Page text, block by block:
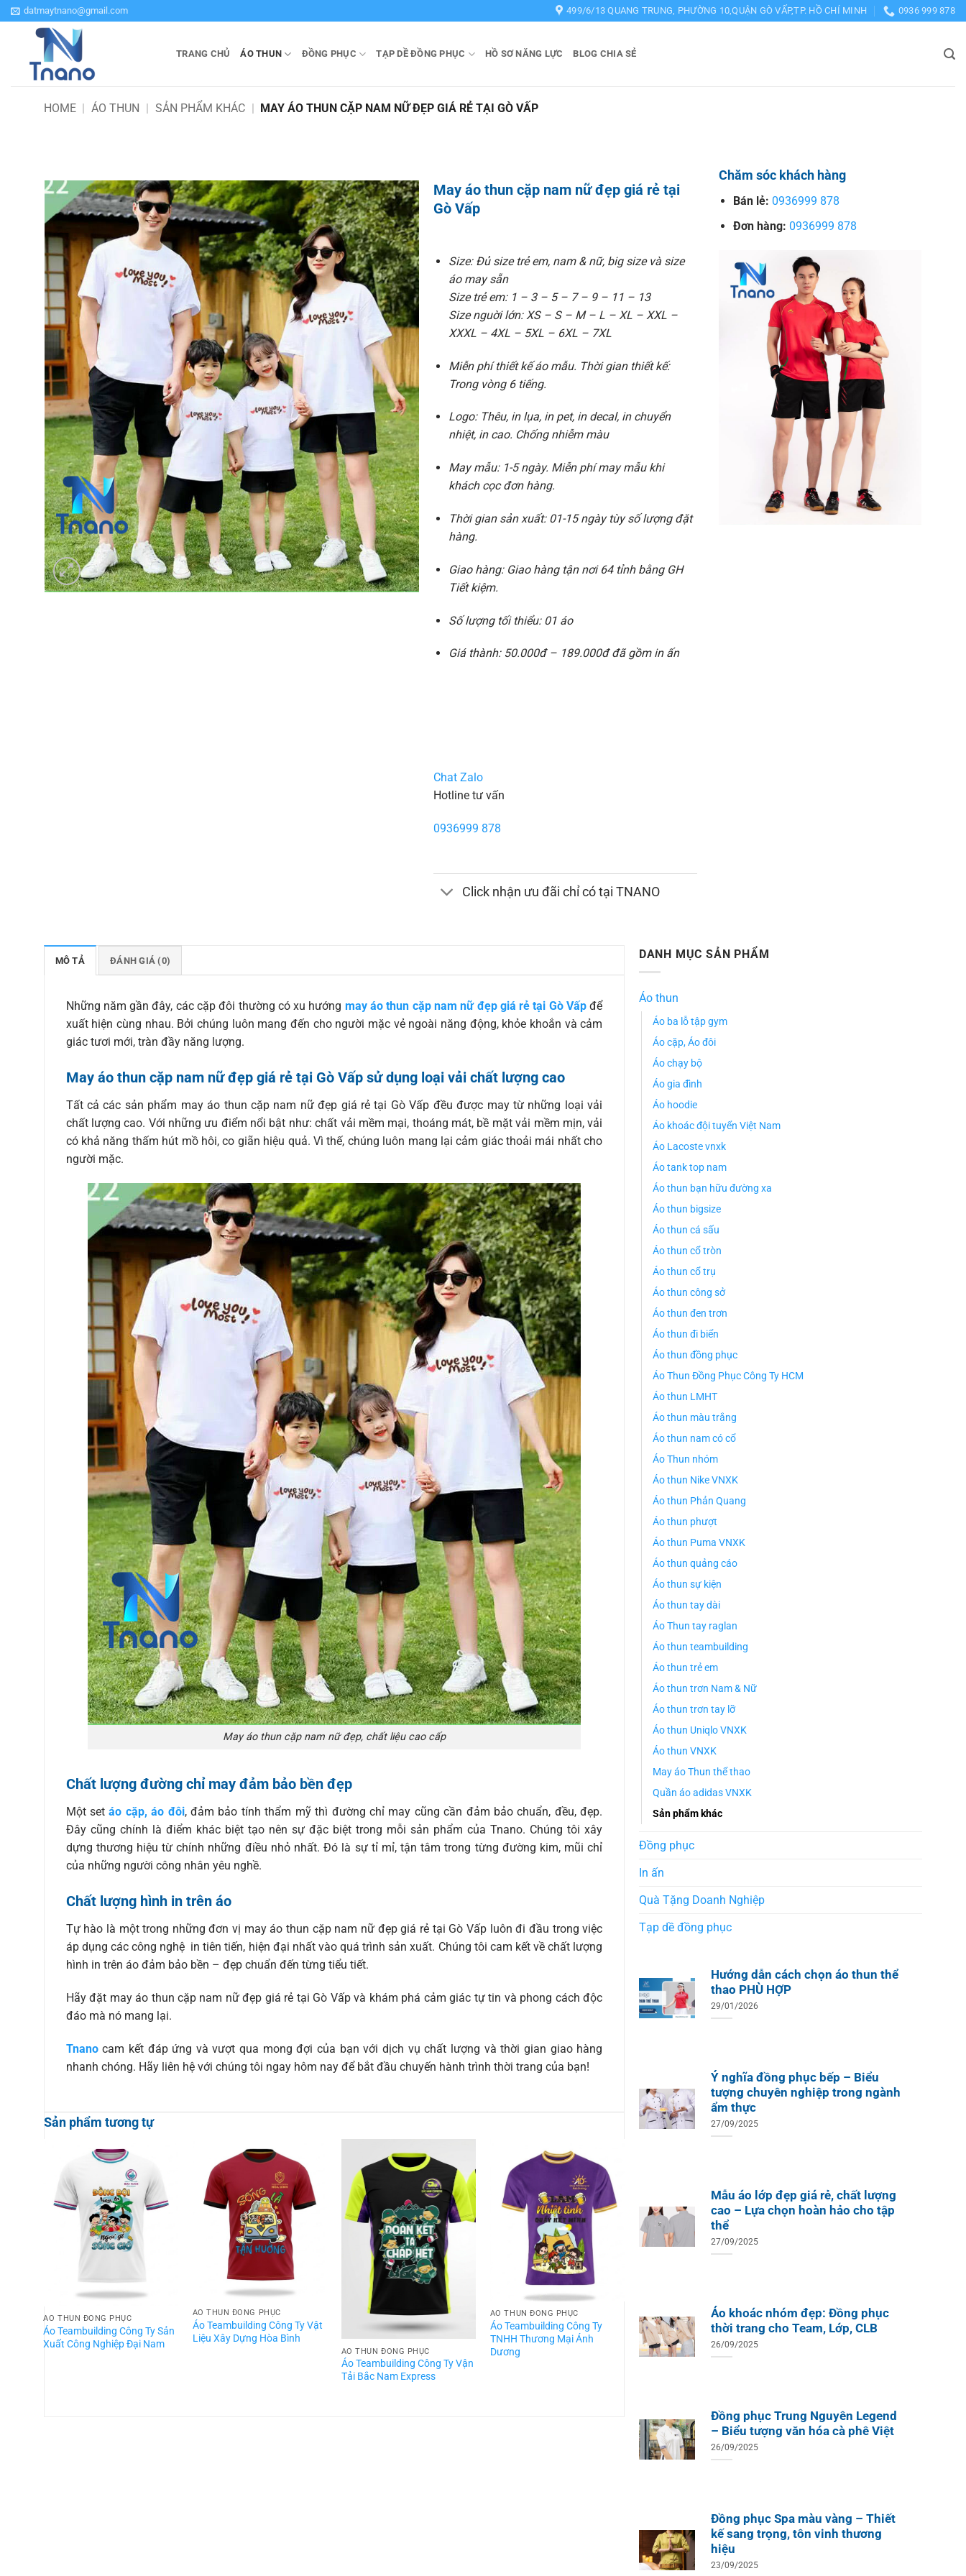
Bỏ
qua
datmaytnano@gmail.com 499/6/13 QUANG TRUNG, PHƯỜNG 10,QUẬN GÒ VẤP,TP. HỒ CHÍ MINH 0936 999 878
TRANG CHỦ ÁO THUN ĐỒNG PHỤC TẠP DỀ ĐỒNG PHỤC HỒ SƠ NĂNG LỰC BLOG CHIA SẺ
HOME | ÁO THUN | SẢN PHẨM KHÁC | MAY ÁO THUN CẶP NAM NỮ ĐẸP GIÁ RẺ TẠI GÒ VẤP
May áo thun cặp nam nữ đẹp giá rẻ tại
Gò Vấp
Size: Đủ size trẻ em, nam & nữ, big size và size
áo may sẵn
Size trẻ em: 1 – 3 – 5 – 7 – 9 – 11 – 13
Size nguời lớn: XS – S – M – L – XL – XXL –
XXXL – 4XL – 5XL – 6XL – 7XL
Miễn phí thiết kế áo mẫu. Thời gian thiết kế:
Trong vòng 6 tiếng.
Logo: Thêu, in lụa, in pet, in decal, in chuyển
nhiệt, in cao. Chống nhiễm màu
May mẫu: 1-5 ngày. Miễn phí may mẫu khi
khách cọc đơn hàng.
Thời gian sản xuất: 01-15 ngày tùy số lượng đặt
hàng.
Giao hàng: Giao hàng tận nơi 64 tỉnh bằng GH
Tiết kiệm.
Số lượng tối thiểu: 01 áo
Giá thành: 50.000đ – 189.000đ đã gồm in ấn
Chat Zalo
Hotline tư vấn
0936999 878
Click nhận ưu đãi chỉ có tại TNANO
Chăm sóc khách hàng
Bán lẻ: 0936999 878
Đơn hàng: 0936999 878
MÔ TẢ ĐÁNH GIÁ (0)
Những năm gần đây, các cặp đôi thường có xu hướng may áo thun cặp nam nữ đẹp giá rẻ tại Gò Vấp để
xuất hiện cùng nhau. Bởi chúng luôn mang đến cho người mặc vẻ ngoài năng động, khỏe khoắn và cảm
giác tươi mới, tràn đầy năng lượng.
May áo thun cặp nam nữ đẹp giá rẻ tại Gò Vấp sử dụng loại vải chất lượng cao
Tất cả các sản phẩm may áo thun cặp nam nữ đẹp giá rẻ tại Gò Vấp đều được may từ những loại vải
chất lượng cao. Với những ưu điểm nổi bật như: chất vải mềm mại, thoáng mát, bề mặt vải mềm mịn, vải
có khả năng thấm hút mồ hôi, co giãn hiệu quả. Vì thế, chúng luôn mang lại cảm giác thoải mái nhất cho
người mặc.
May áo thun cặp nam nữ đẹp, chất liệu cao cấp
Chất lượng đường chỉ may đảm bảo bền đẹp
Một setáo cặp, áo đôi, đảm bảo tính thẩm mỹ thì đường chỉ may cũng cần đảm bảo chuẩn, đều, đẹp.
Đây cũng chính là điểm khác biệt tạo nên sự đặc biệt trong mỗi sản phẩm của Tnano. Chúng tôi xây
dựng thương hiệu từ chính những điều nhỏ nhất. Đó là sự tỉ mỉ, tận tâm trong từng đường kim, mũi chỉ
của những người công nhân yêu nghề.
Chất lượng hình in trên áo
Tự hào là một trong những đơn vị may áo thun cặp nam nữ đẹp giá rẻ tại Gò Vấp luôn đi đầu trong việc
áp dụng các công nghệ in tiên tiến, hiện đại nhất vào quá trình sản xuất. Chúng tôi cam kết về chất lượng
hình in trên áo đảm bảo bền – đẹp chuẩn đến từng tiểu tiết.
Hãy đặt may áo thun cặp nam nữ đẹp giá rẻ tại Gò Vấpvà khám phá cảm giác tự tin và phong cách độc
đáo mà nó mang lại.
Tnanocam kết đáp ứng và vượt qua mong đợi của bạn với dịch vụ chất lượng và thời gian giao hàng
nhanh chóng. Hãy liên hệ với chúng tôi ngay hôm nay để bắt đầu chuyến hành trình thời trang của bạn!
Sản phẩm tương tự
ÁO THUN ĐỒNG PHỤC
Áo Teambuilding Công Ty Sản
Xuất Công Nghiệp Đại Nam
ÁO THUN ĐỒNG PHỤC
Áo Teambuilding Công Ty Vật
Liệu Xây Dựng Hòa Bình
ÁO THUN ĐỒNG PHỤC
Áo Teambuilding Công Ty Vận
Tải Bắc Nam Express
ÁO THUN ĐỒNG PHỤC
Áo Teambuilding Công Ty
TNHH Thương Mại Ánh
Dương
ÁO THUN ĐỒNG PHỤC
ÁO THUN ĐỒNG PHỤC
Áo Teambuilding Công Ty
DANH MỤC SẢN PHẨM
Áo thun
Áo ba lỗ tập gym
Áo cặp, Áo đôi
Áo chạy bộ
Áo gia đình
Áo hoodie
Áo khoác đội tuyển Việt Nam
Áo Lacoste vnxk
Áo tank top nam
Áo thun bạn hữu đường xa
Áo thun bigsize
Áo thun cá sấu
Áo thun cổ tròn
Áo thun cổ trụ
Áo thun công sở
Áo thun đen trơn
Áo thun đi biển
Áo thun đồng phục
Áo Thun Đồng Phục Công Ty HCM
Áo thun LMHT
Áo thun màu trắng
Áo thun nam có cổ
Áo Thun nhóm
Áo thun Nike VNXK
Áo thun Phản Quang
Áo thun phượt
Áo thun Puma VNXK
Áo thun quảng cáo
Áo thun sự kiện
Áo thun tay dài
Áo Thun tay raglan
Áo thun teambuilding
Áo thun trẻ em
Áo thun trơn Nam & Nữ
Áo thun trơn tay lỡ
Áo thun Uniqlo VNXK
Áo thun VNXK
May áo Thun thể thao
Quần áo adidas VNXK
Sản phẩm khác
Đồng phục
In ấn
Quà Tặng Doanh Nghiệp
Tạp dề đồng phục
Hướng dẫn cách chọn áo thun thể
thao PHÙ HỢP
29/01/2026
Ý nghĩa đồng phục bếp – Biểu
tượng chuyên nghiệp trong ngành
ẩm thực
27/09/2025
Mẫu áo lớp đẹp giá rẻ, chất lượng
cao – Lựa chọn hoàn hảo cho tập
thể
27/09/2025
Áo khoác nhóm đẹp: Đồng phục
thời trang cho Team, Lớp, CLB
26/09/2025
Đồng phục Trung Nguyên Legend
– Biểu tượng văn hóa cà phê Việt
26/09/2025
Đồng phục Spa màu vàng – Thiết
kế sang trọng, tôn vinh thương
hiệu
23/09/2025